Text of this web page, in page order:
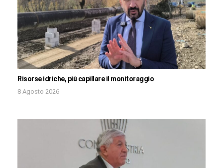
Risorse idriche, più capillare il monitoraggio
8 Agosto 2026